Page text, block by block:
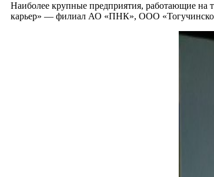
Наиболее крупные предприятия, работающие
карьер» — филиал АО «ПНК», ООО